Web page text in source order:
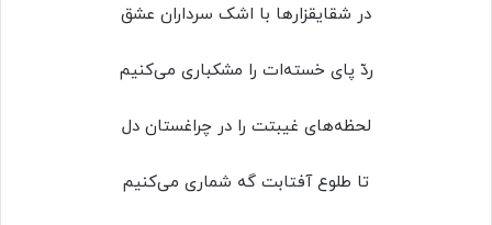
در شقایقزارها با اشک سرداران عشق
ردّ پای خسته‌ات را مشکباری می‌کنیم
لحظه‌های غیبتت را در چراغستان دل
تا طلوع آفتابت گه شماری می‌کنیم